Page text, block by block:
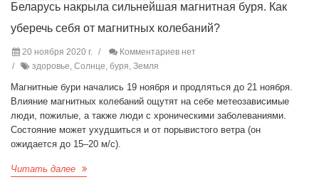
Беларусь накрыла сильнейшая магнитная буря. Как
уберечь себя от магнитных колебаний?
20 ноября 2020 г.
Комментариев нет
здоровье, Солнце, буря, Земля
Магнитные бури начались 19 ноября и продляться до 21 ноября.
Влияние магнитных колебаний ощутят на себе метеозависимые
люди, пожилые, а также люди с хроническими заболеваниями.
Состояние может ухудшиться и от порывистого ветра (он
ожидается до 15‒20 м/с).
Читать далее